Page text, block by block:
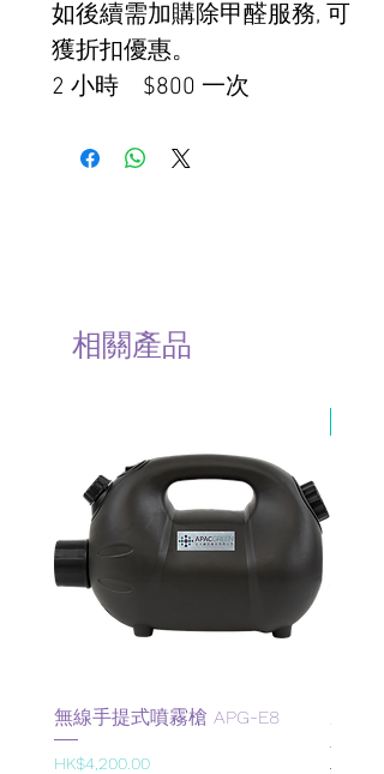
如後續需加購除甲醛服務, 可
獲折扣優惠。
2 小時 $800 一次
相關產品
無線手提式噴霧槍 APG-E8
價格
HK$4,200.00
補充